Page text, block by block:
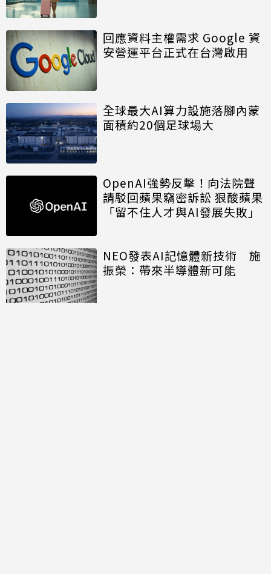
回應資料主權需求 Google 資
安營運平台正式在台灣啟用
全球最大AI算力設施落腳內蒙
面積約20個足球場大
OpenAI強勢反擊！向法院聲
請駁回蘋果竊密訴訟 狠酸蘋果
「留不住人才與AI發展失敗」
NEO發表AI記憶體新技術 施
振榮：帶來半導體新可能